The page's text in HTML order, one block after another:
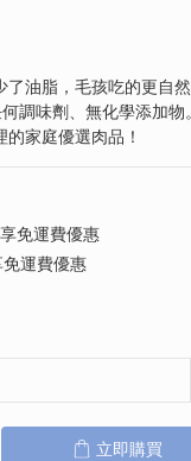
了油脂，毛孩吃的更自
調味劑、無化學添加物
家庭優選肉品！
免運費優惠
運費優惠
立即購買